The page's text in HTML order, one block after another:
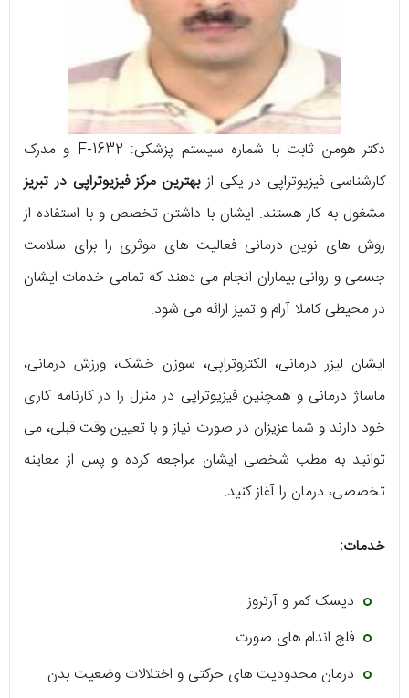
دکتر هومن ثابت با شماره سیستم پزشکی: F-1632 و مدرک
کارشناسی فیزیوتراپی در یکی ازبهترین مرکز فیزیوتراپی در تبریز
مشغول به کار هستند. ایشان با داشتن تخصص و با استفاده از
روش های نوین درمانی فعالیت های موثری را برای سلامت
جسمی و روانی بیماران انجام می دهند که تمامی خدمات ایشان
در محیطی کاملا آرام و تمیز ارائه می شود.
ایشان لیزر درمانی، الکتروتراپی، سوزن خشک، ورزش درمانی،
ماساژ درمانی و همچنین فیزیوتراپی در منزل را در کارنامه کاری
خود دارند و شما عزیزان در صورت نیاز و با تعیین وقت قبلی، می
توانید به مطب شخصی ایشان مراجعه کرده و پس از معاینه
تخصصی، درمان را آغاز کنید.
خدمات:
دیسک کمر و آرتروز
فلج اندام های صورت
درمان محدودیت های حرکتی و اختلالات وضعیت بدن